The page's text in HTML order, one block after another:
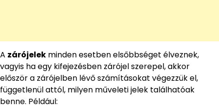
A zárójelek minden esetben elsőbbséget élveznek,
vagyis ha egy kifejezésben zárójel szerepel, akkor
először a zárójelben lévő számításokat végezzük el,
függetlenül attól, milyen műveleti jelek találhatóak
benne. Például: